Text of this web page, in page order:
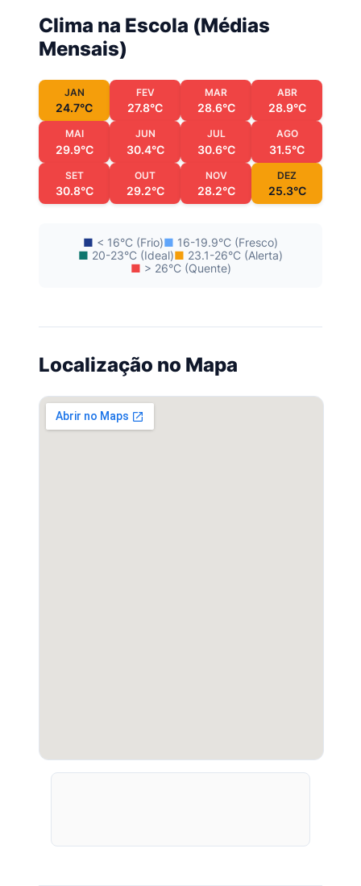
Clima na Escola (Médias
Mensais)
JAN
24.7°C
FEV
27.8°C
MAR
28.6°C
ABR
28.9°C
MAI
29.9°C
JUN
30.4°C
JUL
30.6°C
AGO
31.5°C
SET
30.8°C
OUT
29.2°C
NOV
28.2°C
DEZ
25.3°C
■ < 16°C (Frio)■ 16-19.9°C (Fresco)
■ 20-23°C (Ideal)■ 23.1-26°C (Alerta)
■ > 26°C (Quente)
Localização no Mapa